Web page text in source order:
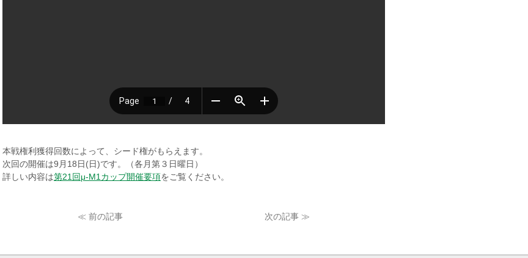
本戦権利獲得回数によって、シード権がもらえます。
次回の開催は9月18日(日)です。（各月第３日曜日）
詳しい内容は第21回μ-M1カップ開催要項をご覧ください。
≪ 前の記事 次の記事 ≫